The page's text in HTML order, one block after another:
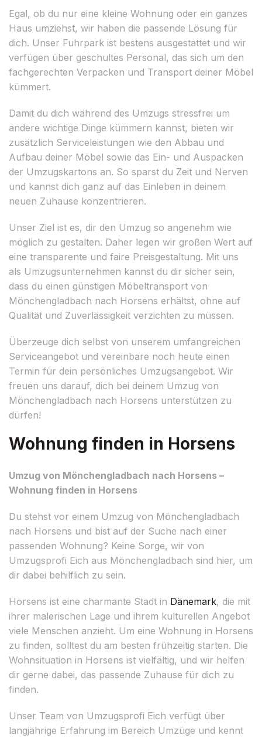
Egal, ob du nur eine kleine Wohnung oder ein ganzes
Haus umziehst, wir haben die passende Lösung für
dich. Unser Fuhrpark ist bestens ausgestattet und wir
verfügen über geschultes Personal, das sich um den
fachgerechten Verpacken und Transport deiner Möbel
kümmert.
Damit du dich während des Umzugs stressfrei um
andere wichtige Dinge kümmern kannst, bieten wir
zusätzlich Serviceleistungen wie den Abbau und
Aufbau deiner Möbel sowie das Ein- und Auspacken
der Umzugskartons an. So sparst du Zeit und Nerven
und kannst dich ganz auf das Einleben in deinem
neuen Zuhause konzentrieren.
Unser Ziel ist es, dir den Umzug so angenehm wie
möglich zu gestalten. Daher legen wir großen Wert auf
eine transparente und faire Preisgestaltung. Mit uns
als Umzugsunternehmen kannst du dir sicher sein,
dass du einen günstigen Möbeltransport von
Mönchengladbach nach Horsens erhältst, ohne auf
Qualität und Zuverlässigkeit verzichten zu müssen.
Überzeuge dich selbst von unserem umfangreichen
Serviceangebot und vereinbare noch heute einen
Termin für dein persönliches Umzugsangebot. Wir
freuen uns darauf, dich bei deinem Umzug von
Mönchengladbach nach Horsens unterstützen zu
dürfen!
Wohnung finden in Horsens
Umzug von Mönchengladbach nach Horsens –
Wohnung finden in Horsens
Du stehst vor einem Umzug von Mönchengladbach
nach Horsens und bist auf der Suche nach einer
passenden Wohnung? Keine Sorge, wir von
Umzugsprofi Eich aus Mönchengladbach sind hier, um
dir dabei behilflich zu sein.
Horsens ist eine charmante Stadt in Dänemark, die mit
ihrer malerischen Lage und ihrem kulturellen Angebot
viele Menschen anzieht. Um eine Wohnung in Horsens
zu finden, solltest du am besten frühzeitig starten. Die
Wohnsituation in Horsens ist vielfältig, und wir helfen
dir gerne dabei, das passende Zuhause für dich zu
finden.
Unser Team von Umzugsprofi Eich verfügt über
langjährige Erfahrung im Bereich Umzüge und kennt